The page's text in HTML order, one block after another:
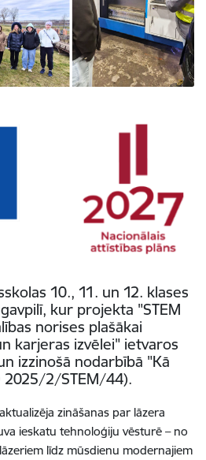
10., 11. un 12. klases
kur projekta "STEM
norises plašākai
karjeras izvēlei" ietvaros
izzinošā nodarbībā "Kā
2025/2/STEM/44).
zināšanas par lāzera
ieskatu tehnoloģiju vēsturē – no
līdz mūsdienu modernajiem